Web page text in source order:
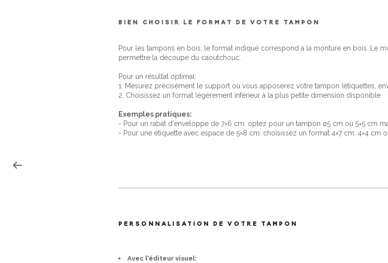
BIEN CHOISIR LE FORMAT DE VOTRE TAMPON
Pour les tampons en bois, le format indiqué correspond à la monture en bois. Le
permettre la découpe du caoutchouc.
Pour un résultat optimal:
1. Mesurez précisément le support où vous apposerez votre tampon (étiquettes,
2. Choisissez un format légèrement inférieur à la plus petite dimension disponible
Exemples pratiques:
- Pour un rabat d'enveloppe de 7×6 cm: optez pour un tampon ø5 cm ou 5×5 cm
- Pour une étiquette avec espace de 5×8 cm: choisissez un format 4×7 cm, 4×4 cm
PERSONNALISATION DE VOTRE TAMPON
Avec l'éditeur visuel: